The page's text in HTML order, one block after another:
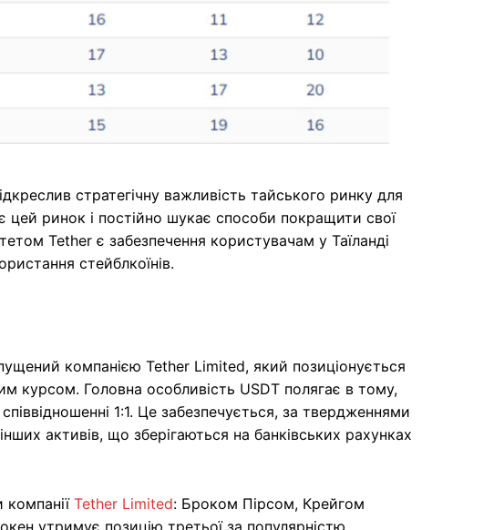
стратегічну важливість тайського ринку для
цей ринок і постійно шукає способи покращити свої
Tether є забезпечення користувачам у Таїланді
стейблкоїнів.
компанією Tether Limited, який позиціонується
курсом. Головна особливість USDT полягає в тому,
1:1. Це забезпечується, за твердженнями
активів, що зберігаються на банківських рахунках
Tether Limited: Броком Пірсом, Крейгом
утримує позицію третьої за популярністю